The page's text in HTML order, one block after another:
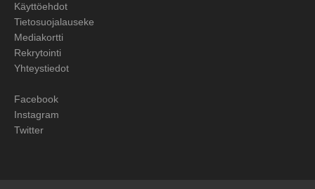
Käyttöehdot
Tietosuojalauseke
Mediakortti
Rekrytointi
Yhteystiedot
Facebook
Instagram
Twitter